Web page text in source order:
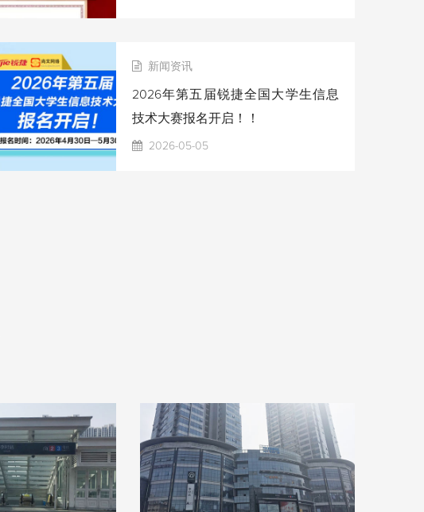
新闻资讯
2026年第五届锐捷全国大学生信息
技术大赛报名开启！！
2026-05-05